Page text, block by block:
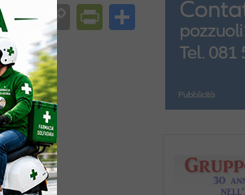
X EmailCopyPrintFriendly
Condividi